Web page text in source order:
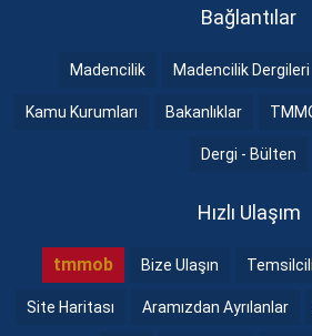
Bağlantılar
Madencilik Madencilik Dergileri
Kamu Kurumları Bakanlıklar
Dergi - Bülten
Hızlı Ulaşım
tmmob Bize Ulaşın
Site Haritası Aramızdan Ayrılanlar